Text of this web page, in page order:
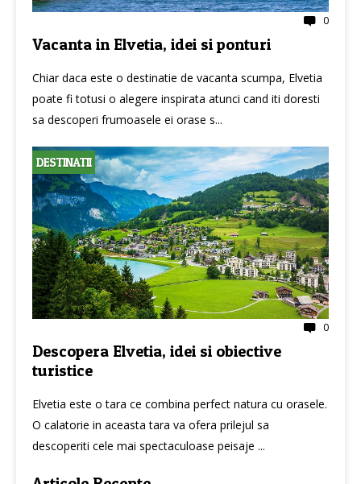
0
Vacanta in Elvetia, idei si ponturi
Chiar daca este o destinatie de vacanta scumpa, Elvetia
poate fi totusi o alegere inspirata atunci cand iti doresti
sa descoperi frumoasele ei orase s...
DESTINATII
0
Descopera Elvetia, idei si obiective
turistice
Elvetia este o tara ce combina perfect natura cu orasele.
O calatorie in aceasta tara va ofera prilejul sa
descoperiti cele mai spectaculoase peisaje ...